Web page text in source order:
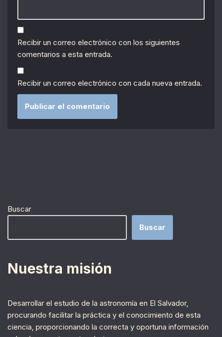
Recibir un correo electrónico con los siguientes
comentarios a esta entrada.
Recibir un correo electrónico con cada nueva entrada.
Buscar
Buscar
Nuestra misión
Desarrollar el estudio de la astronomía en El Salvador,
procurando facilitar la práctica y el conocimiento de esta
ciencia, proporcionando la correcta y oportuna información